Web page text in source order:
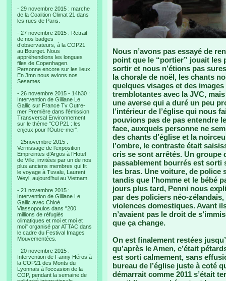
- 29 novembre 2015 : marche
de la Coalition Climat 21 dans
les rues de Paris.
- 27 novembre 2015 : Retrait
de nos badges
d’observateurs, à la COP21
au Bourget. Nous
appréhendions les longues
files de Copenhagen.
Personne encore sur les lieux.
En 3mn nous avions nos
Sesames.
- 26 novembre 2015 - 14h30 :
Intervention de Gilliane Le
Gallic sur France Tv Outre-
mer Première dans l'émission
Transversal Environnement
sur le thème "COP21 : les
enjeux pour l'Outre-mer".
- 25novembre 2015 :
Vernissage de l’exposition
Empreintes d’Argos à l’Hotel
de Ville, invitées par un de nos
plus anciens membres qui fit
le voyage à Tuvalu, Laurent
Weyl, aujourd’hui au Vietnam.
- 21 novembre 2015 :
Intervention de Gilliane Le
Gallic avec Chloé
Vlassopoulos dans "200
millions de réfugiés
climatiques et moi et moi et
moi" organisé par ATTAC dans
le cadre du Festival Images
Mouvementées.
- 20 novembre 2015 :
Intervention de Fanny Héros à
la COP21 des Monts du
Lyonnais à l'occasion de la
COP, pendant la semaine de
Nous n’avons pas essayé de
point que le “portier” jouait
sortir et nous n’étions pas
la chorale de noël, les chants
quelques visages et des
tremblotantes avec la JVC,
une averse qui a duré un peu
l’intérieur de l’église qui nous
pouvions pas de pas entendre
face, auxquels personne ne
des chants d’église et la
l’ombre, le contraste était
cris se sont arrêtés. Un groupe
passablement bourrés est sorti
les bras. Une voiture, de police
tandis que l’homme et le bébé
jours plus tard, Penni nous
par des policiers néo-
violences domestiques. Avant
n’avaient pas le droit de
que ça change.
On est finalement restées
qu’après le Amen, c’était
est sorti calmement, sans
bureau de l’église juste à coté
démarrait comme 2011 s’était